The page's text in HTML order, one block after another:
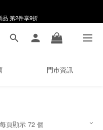
購物金
門市資訊
每頁顯示 72 個